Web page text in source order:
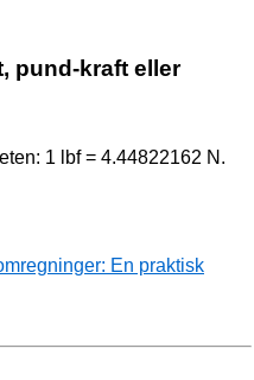
pund-kraft eller
1 lbf = 4.44822162 N.
En praktisk